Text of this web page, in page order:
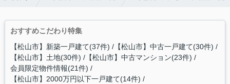
おすすめこだわり特集
【松山市】新築一戸建て(37件) 【松山市】中古一戸建て(30件)
【松山市】土地(30件) 【松山市】中古マンション(23件)
会員限定物件情報(21件)
【松山市】2000万円以下一戸建て(14件)